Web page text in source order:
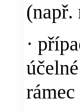
(např.
·